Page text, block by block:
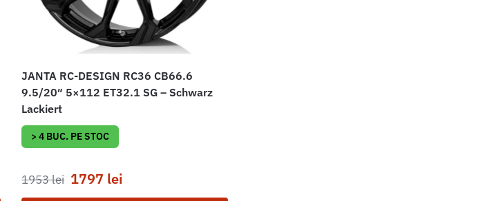
JANTA RC-DESIGN RC36 CB66.6
9.5/20″ 5×112 ET32.1 SG – Schwarz
Lackiert
> 4 BUC. PE STOC
1953lei 1797 lei